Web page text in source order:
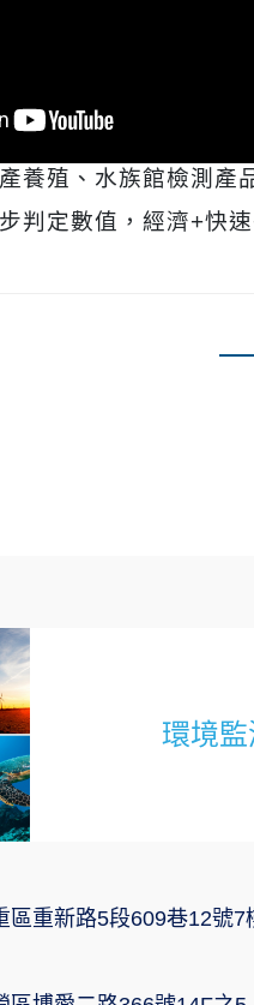
養殖、水族館檢測產
判定數值，經濟+快速
環境監
區重新路5段609巷12號7